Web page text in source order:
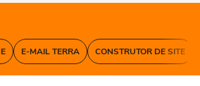
E-MAIL TERRA CONSTRUTOR DE SITE